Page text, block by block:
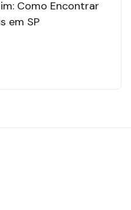
Como Encontrar
em SP